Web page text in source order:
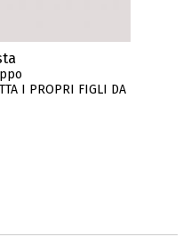
I PROPRI FIGLI DA